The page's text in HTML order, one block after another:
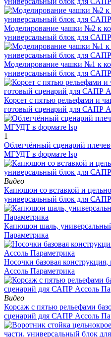
Моделирование чашки №2 к
универсальный блок для
Моделирование чашки №1 к
универсальный блок для
Корсет с пятью рельефами и
готовый сценарий для САПР
1
Облегчённый сценарий
МГУДТ в формате lsp
Видео
Капюшон со вставкой и
универсальный блок для
Капюшон шаль,
Параметрика
Носочки базовая
Ассоль Параметрика
Видео
Корсаж с пятью рельефами
сценарий для САПР Ассоль